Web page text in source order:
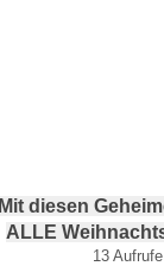
Mit diesen
ALLE
13